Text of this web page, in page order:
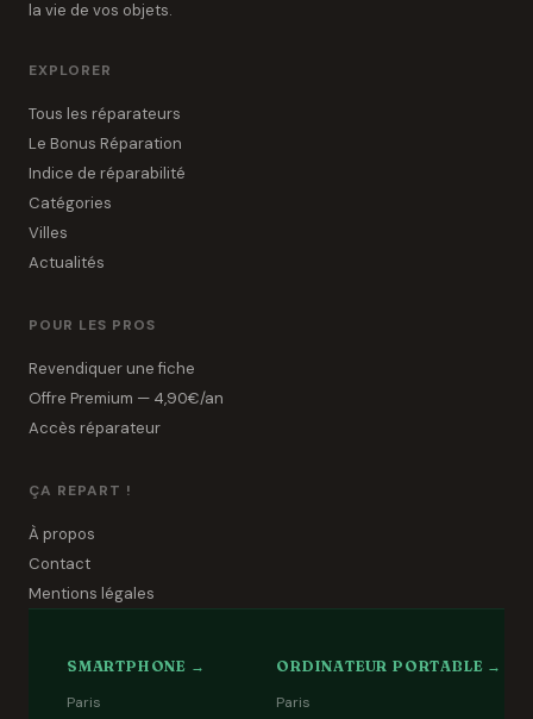
la vie de vos objets.
EXPLORER
Tous les réparateurs
Le Bonus Réparation
Indice de réparabilité
Catégories
Villes
Actualités
POUR LES PROS
Revendiquer une fiche
Offre Premium — 4,90€/an
Accès réparateur
ÇA REPART !
À propos
Contact
Mentions légales
SMARTPHONE →
Paris
ORDINATEUR PORTABLE →
Paris